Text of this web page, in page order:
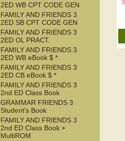
2ED WB CPT CODE GEN
FAMILY AND FRIENDS 3
2ED SB CPT CODE GEN
FAMILY AND FRIENDS 3
2ED OL PRACT.
FAMILY AND FRIENDS 3
2ED WB eBook $ *
FAMILY AND FRIENDS 3
2ED CB eBook $ *
FAMILY AND FRIENDS 3
2nd ED Class Book
GRAMMAR FRIENDS 3
Student's Book
FAMILY AND FRIENDS 3
2nd ED Class Book +
MultiROM